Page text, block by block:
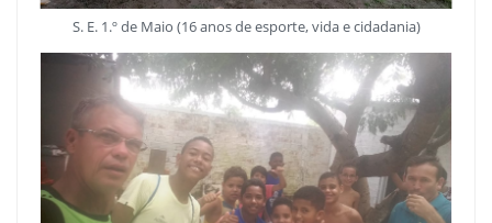
S. E. 1.º de Maio (16 anos de esporte, vida e cidadania)